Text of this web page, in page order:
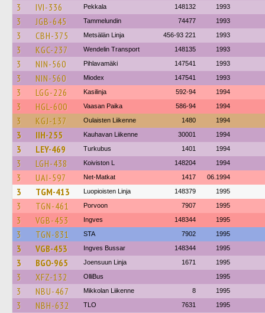
3 IVI-336 Pekkala 148132 1993
3 JGB-645 Tammelundin 74477 1993
3 CBH-375 Metsälän Linja 456-93 221 1993
3 KGC-237 Wendelin Transport 148135 1993
3 NIN-560 Pihlavamäki 147541 1993
3 NIN-560 Miodex 147541 1993
3 LGG-226 Kasilinja 592-94 1994
3 HGL-600 Vaasan Paika 586-94 1994
3 KGJ-137 Oulaisten Liikenne 1480 1994
3 IIH-255 Kauhavan Liikenne 30001 1994
3 LEY-469 Turkubus 1401 1994
3 LGH-438 Koiviston L 148204 1994
3 UAI-597 Net-Matkat 1417 06.1994
3 TGM-413 Luopioisten Linja 148379 1995
3 TGN-461 Porvoon 7907 1995
3 VGB-453 Ingves 148344 1995
3 TGN-831 STA 7902 1995
3 VGB-453 Ingves Bussar 148344 1995
3 BGO-965 Joensuun Linja 1671 1995
3 XFZ-132 OlliBus 1995
3 NBU-467 Mikkolan Liikenne 8 1995
3 NBH-632 TLO 7631 1995